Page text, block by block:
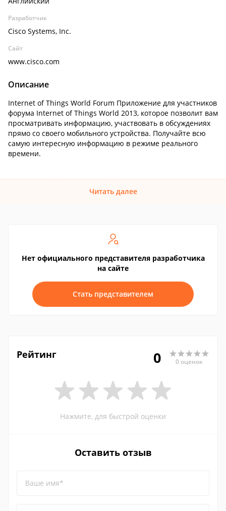
Разработчик
Cisco Systems, Inc.
Сайт
www.cisco.com
Описание
Internet of Things World Forum Приложение для участников
форума Internet of Things World 2013, которое позволит вам
просматривать информацию, участвовать в обсуждениях
прямо со своего мобильного устройства. Получайте всю
самую интересную информацию в режиме реального
времени.
Читать далее
Нет официального представителя разработчика
на сайте
Стать представителем
Рейтинг 0 0 оценок
Нажмите, для быстрой оценки
Оставить отзыв
Ваше имя*